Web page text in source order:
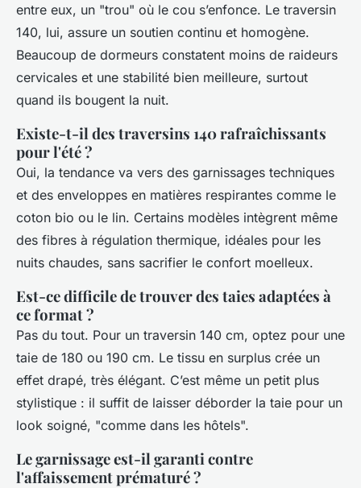
entre eux, un "trou" où le cou s’enfonce. Le traversin
140, lui, assure un soutien continu et homogène.
Beaucoup de dormeurs constatent moins de raideurs
cervicales et une stabilité bien meilleure, surtout
quand ils bougent la nuit.
Existe-t-il des traversins 140 rafraîchissants
pour l'été ?
Oui, la tendance va vers des garnissages techniques
et des enveloppes en matières respirantes comme le
coton bio ou le lin. Certains modèles intègrent même
des fibres à régulation thermique, idéales pour les
nuits chaudes, sans sacrifier le confort moelleux.
Est-ce difficile de trouver des taies adaptées à
ce format ?
Pas du tout. Pour un traversin 140 cm, optez pour une
taie de 180 ou 190 cm. Le tissu en surplus crée un
effet drapé, très élégant. C’est même un petit plus
stylistique : il suffit de laisser déborder la taie pour un
look soigné, "comme dans les hôtels".
Le garnissage est-il garanti contre
l'affaissement prématuré ?